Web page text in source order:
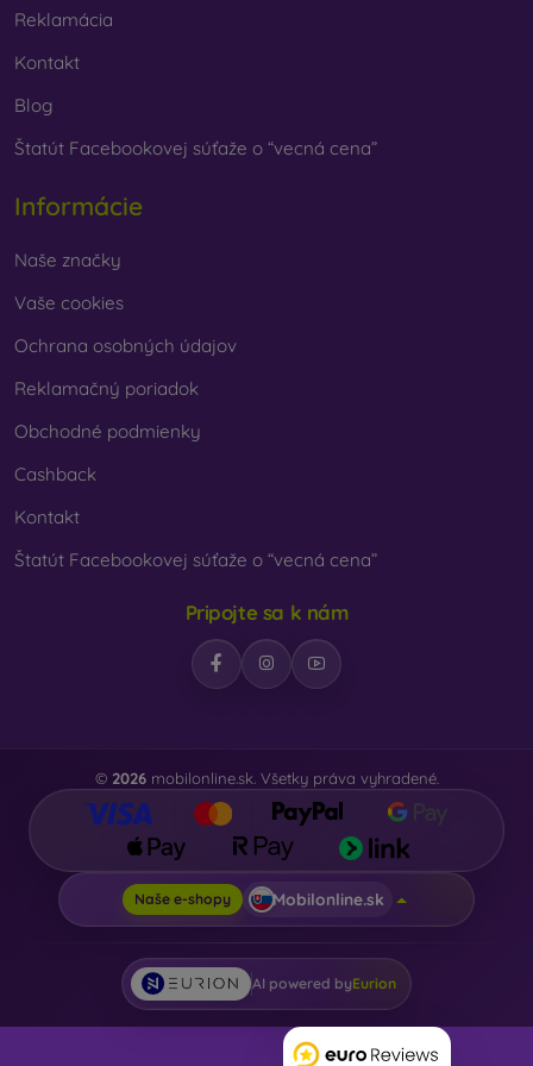
vybrať len ten svoj.
Reklamácia
Kontakt
Blog
Štatút Facebookovej súťaže o “vecná cena”
Informácie
Naše značky
Vaše cookies
Ochrana osobných údajov
Reklamačný poriadok
Obchodné podmienky
Cashback
Kontakt
Štatút Facebookovej súťaže o “vecná cena”
Pripojte sa k nám
© 2026mobilonline.sk. Všetky práva vyhradené.
Naše e-shopy Mobilonline.sk
AI powered byEurion